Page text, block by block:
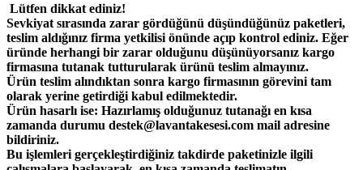
Lütfen dikkat ediniz!
Sevkiyat sırasında zarar gördüğünü düşündüğünüz paketleri,
teslim aldığınız firma yetkilisi önünde açıp kontrol ediniz. Eğer
üründe herhangi bir zarar olduğunu düşünüyorsanız kargo
firmasına tutanak tutturularak ürünü teslim almayınız.
Ürün teslim alındıktan sonra kargo firmasının görevini tam
olarak yerine getirdiği kabul edilmektedir.
Ürün hasarlı ise: Hazırlamış olduğunuz tutanağı en kısa
zamanda durumu destek@lavantakesesi.com mail adresine
bildiriniz.
Bu işlemleri gerçekleştirdiğiniz takdirde paketinizle ilgili